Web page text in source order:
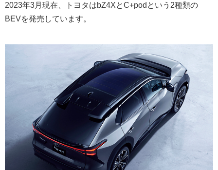
2023年3月現在、トヨタはbZ4XとC+podという2種類の
BEVを発売しています。